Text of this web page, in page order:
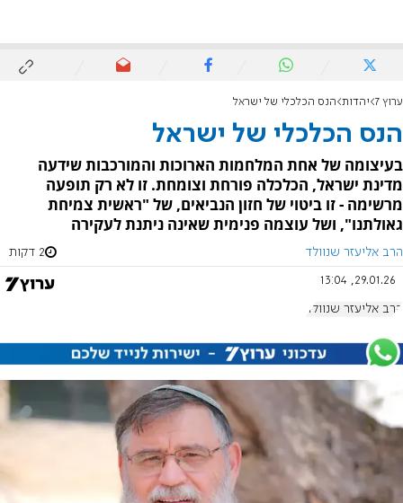
ערוץ 7 יהדות הנס הכלכלי של ישראל
הנס הכלכלי של ישראל
בעיצומה של אחת המלחמות הארוכות והמורכבות שידעה
מדינת ישראל, הכלכלה פורחת וצומחת. זו לא רק תופעה
מרשימה - זו ביטוי של חזון הנביאים, של "ראשית צמיחת
גאולתנו", ושל עוצמה פנימית שאינה ניתנת לעקירה
הרב אליעזר שנוולד 2 דקות
29.01.26, 13:04
הרב אליעזר שנוולד